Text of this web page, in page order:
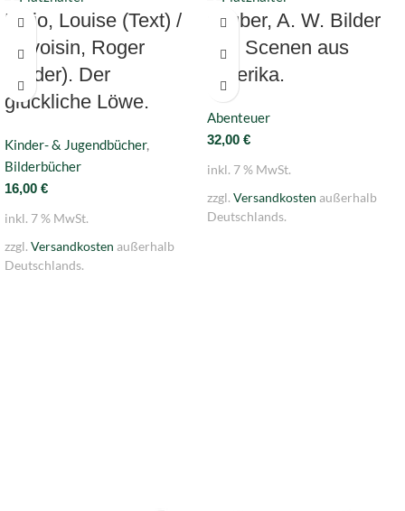
Fatio, Louise (Text) /
Duvoisin, Roger
(Bilder). Der
glückliche Löwe.
Kinder- & Jugendbücher,
Bilderbücher
16,00 €
inkl. 7 % MwSt.
zzgl. Versandkosten außerhalb
Deutschlands.
Gruber, A. W. Bilder
und Scenen aus
Amerika.
Abenteuer
32,00 €
inkl. 7 % MwSt.
zzgl. Versandkosten außerhalb
Deutschlands.